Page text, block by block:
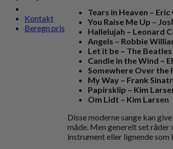
Kontakt
Beregn pris
Tears in Heaven –
You Raise Me Up –
Hallelujah – Leonard
Angels – Robbie
Let it be – The Beatles
Candle in the Wind –
Somewhere Over the
My Way – Frank
Papirsklip – Kim
Om Lidt – Kim Larsen
Disse moderne sange kan
måde. Men generelt set råder
instrument eller lignende